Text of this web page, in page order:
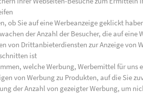
ob Sie auf eine Werbeanzeige geklickt
der Anzahl der Besucher, die auf
von Drittanbieterdiensten zur Anzeige von
ist
welche Werbung, Werbemittel für uns
von Werbung zu Produkten, auf die Sie
der Anzahl von gezeigter Werbung, um